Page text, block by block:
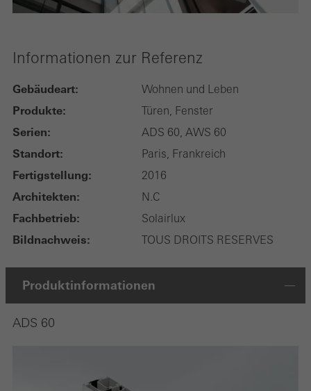
Informationen zur Referenz
Gebäudeart: Wohnen und Leben
Produkte: Türen, Fenster
Serien: ADS 60, AWS 60
Standort: Paris, Frankreich
Fertigstellung: 2016
Architekten: N.C
Fachbetrieb: Solairlux
Bildnachweis: TOUS DROITS RESERVES
Produktinformationen
ADS 60